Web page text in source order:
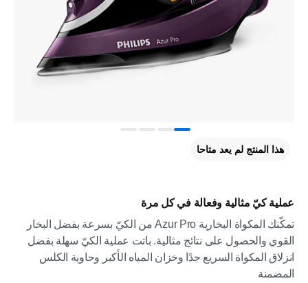
عملية كيّ مثالية وفعالة في كل مرة
تمكّنك المكواة البخارية Azur Pro من الكيّ بسرعة بفضل البخار
القوي والحصول على نتائج مثالية. باتت عملية الكيّ سهلة بفضل
انزلاق المكواة السريع جدًا وخزان المياه الأكبر وحاوية الكلس
المضمنة
هذا المنتج لم يعد متاحا